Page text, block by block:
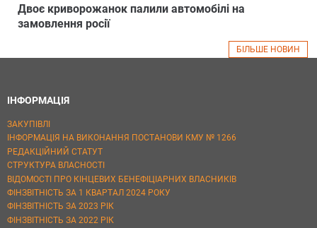
Двоє криворожанок палили автомобілі на
замовлення росії
БІЛЬШЕ НОВИН
ІНФОРМАЦІЯ
ЗАКУПІВЛІ
ІНФОРМАЦІЯ НА ВИКОНАННЯ ПОСТАНОВИ КМУ № 1266
РЕДАКЦІЙНИЙ СТАТУТ
СТРУКТУРА ВЛАСНОСТІ
ВІДОМОСТІ ПРО КІНЦЕВИХ БЕНЕФІЦІАРНИХ ВЛАСНИКІВ
ФІНЗВІТНІСТЬ ЗА 1 КВАРТАЛ 2024 РОКУ
ФІНЗВІТНІСТЬ ЗА 2023 РІК
ФІНЗВІТНІСТЬ ЗА 2022 РІК